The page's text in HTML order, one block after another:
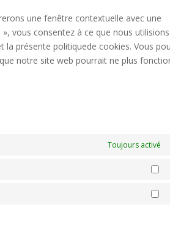
divers
une fenêtre contextuelle avec une
vous consentez à ce que nous utilisions
présente politiquede cookies. Vous
notre site web pourrait ne plus
Toujours activé